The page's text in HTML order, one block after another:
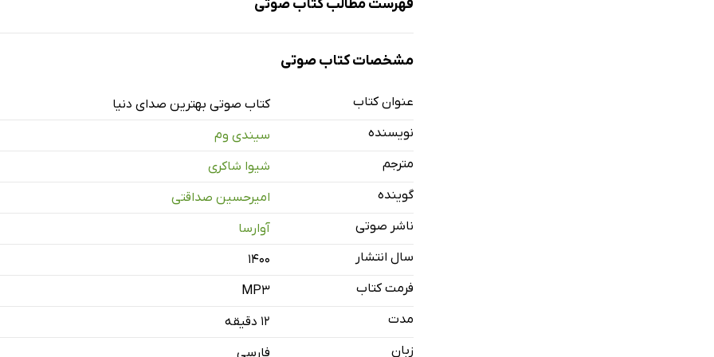
فهرست مطالب کتاب صوتی
نمونه
بهترین صدای دنیا
مشخصات کتاب صوتی
عنوان کتاب
کتاب صوتی بهترین صدای دنیا
نویسنده
سیندی وم
مترجم
شیوا شاکری
گوینده
امیرحسین صداقتی
ناشر صوتی
آوارسا
سال انتشار
۱۴۰۰
فرمت کتاب
MP3
مدت
۱۲ دقیقه
زبان
فارسی